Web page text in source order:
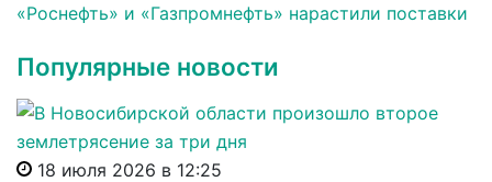
«Роснефть» и «Газпромнефть» нарастили поставки
Популярные новости
18 июля 2026 в 12:25